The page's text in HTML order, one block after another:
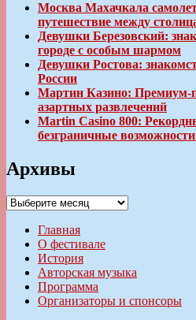
Москва Махачкала
путешествие между
Девушки Березовский:
городе с особым шармом
Девушки Ростова:
России
Мартин Казино: Премиум-
азартных развлечений
Martin Casino 800:
безграничные
Архивы
Архивы
Главная
О фестивале
История
Авторская музыка
Программа
Организаторы и спонсоры